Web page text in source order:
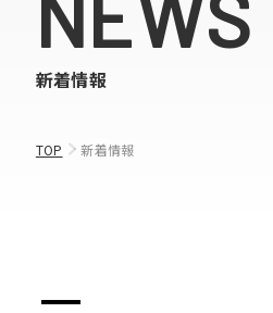
ソリューション
ピックアップ
ニュース
新着情報
TOP 新着情報